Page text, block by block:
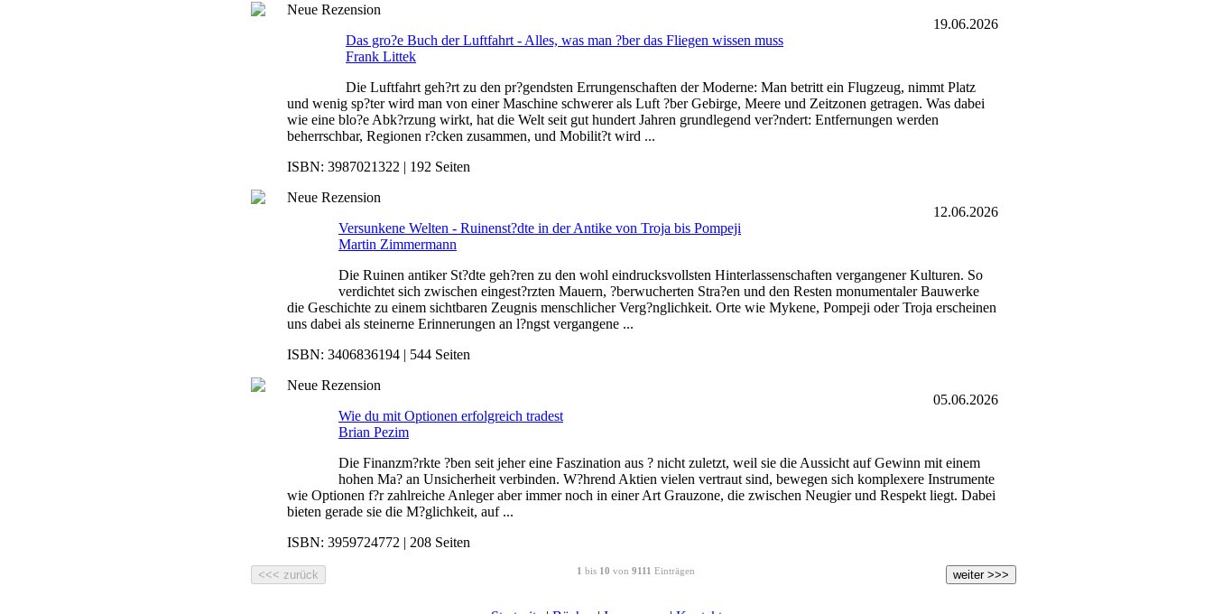
19.06.2026
Neue Rezension
Das gro?e Buch der Luftfahrt - Alles, was man ?ber das Fliegen wissen muss
Frank Littek
Die Luftfahrt geh?rt zu den pr?gendsten Errungenschaften der Moderne: Man betritt ein Flugzeug, nimmt Platz
und wenig sp?ter wird man von einer Maschine schwerer als Luft ?ber Gebirge, Meere und Zeitzonen getragen. Was dabei
wie eine blo?e Abk?rzung wirkt, hat die Welt seit gut hundert Jahren grundlegend ver?ndert: Entfernungen werden
beherrschbar, Regionen r?cken zusammen, und Mobilit?t wird ...
ISBN: 3987021322 | 192 Seiten
12.06.2026
Neue Rezension
Versunkene Welten - Ruinenst?dte in der Antike von Troja bis Pompeji
Martin Zimmermann
Die Ruinen antiker St?dte geh?ren zu den wohl eindrucksvollsten Hinterlassenschaften vergangener Kulturen. So
verdichtet sich zwischen eingest?rzten Mauern, ?berwucherten Stra?en und den Resten monumentaler Bauwerke
die Geschichte zu einem sichtbaren Zeugnis menschlicher Verg?nglichkeit. Orte wie Mykene, Pompeji oder Troja erscheinen
uns dabei als steinerne Erinnerungen an l?ngst vergangene ...
ISBN: 3406836194 | 544 Seiten
05.06.2026
Neue Rezension
Wie du mit Optionen erfolgreich tradest
Brian Pezim
Die Finanzm?rkte ?ben seit jeher eine Faszination aus ? nicht zuletzt, weil sie die Aussicht auf Gewinn mit einem
hohen Ma? an Unsicherheit verbinden. W?hrend Aktien vielen vertraut sind, bewegen sich komplexere Instrumente
wie Optionen f?r zahlreiche Anleger aber immer noch in einer Art Grauzone, die zwischen Neugier und Respekt liegt. Dabei
bieten gerade sie die M?glichkeit, auf ...
ISBN: 3959724772 | 208 Seiten
1 bis 10 von 9111 Einträgen